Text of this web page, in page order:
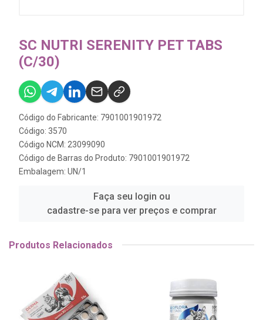
SC NUTRI SERENITY PET TABS
(C/30)
Código do Fabricante: 7901001901972
Código: 3570
Código NCM: 23099090
Código de Barras do Produto: 7901001901972
Embalagem: UN/1
Faça seu login ou
cadastre-se para ver preços e comprar
Produtos Relacionados